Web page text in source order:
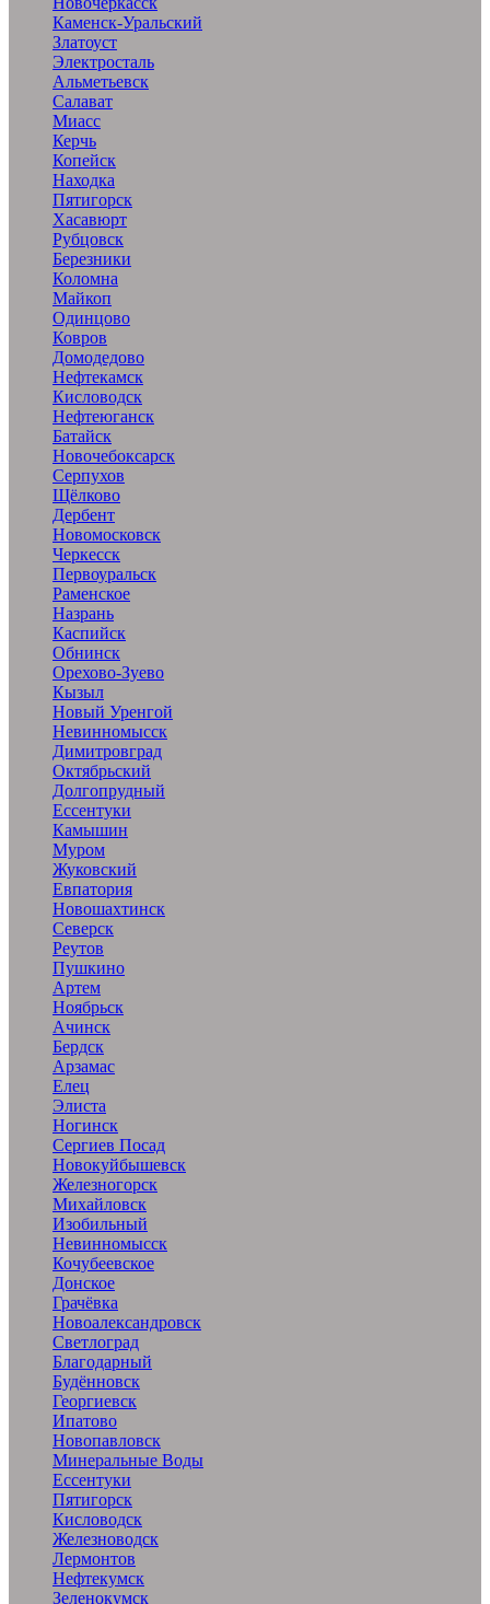
Каменск-Уральский
Златоуст
Электросталь
Альметьевск
Салават
Миасс
Керчь
Копейск
Находка
Пятигорск
Хасавюрт
Рубцовск
Березники
Коломна
Майкоп
Одинцово
Ковров
Домодедово
Нефтекамск
Кисловодск
Нефтеюганск
Батайск
Новочебоксарск
Серпухов
Щёлково
Дербент
Новомосковск
Черкесск
Первоуральск
Раменское
Назрань
Каспийск
Обнинск
Орехово-Зуево
Кызыл
Новый Уренгой
Невинномысск
Димитровград
Октябрьский
Долгопрудный
Ессентуки
Камышин
Муром
Жуковский
Евпатория
Новошахтинск
Северск
Реутов
Пушкино
Артем
Ноябрьск
Ачинск
Бердск
Арзамас
Елец
Элиста
Ногинск
Сергиев Посад
Новокуйбышевск
Железногорск
Михайловск
Изобильный
Невинномысск
Кочубеевское
Донское
Грачёвка
Новоалександровск
Светлоград
Благодарный
Будённовск
Георгиевск
Ипатово
Новопавловск
Минеральные Воды
Ессентуки
Пятигорск
Кисловодск
Железноводск
Лермонтов
Нефтекумск
Зеленокумск